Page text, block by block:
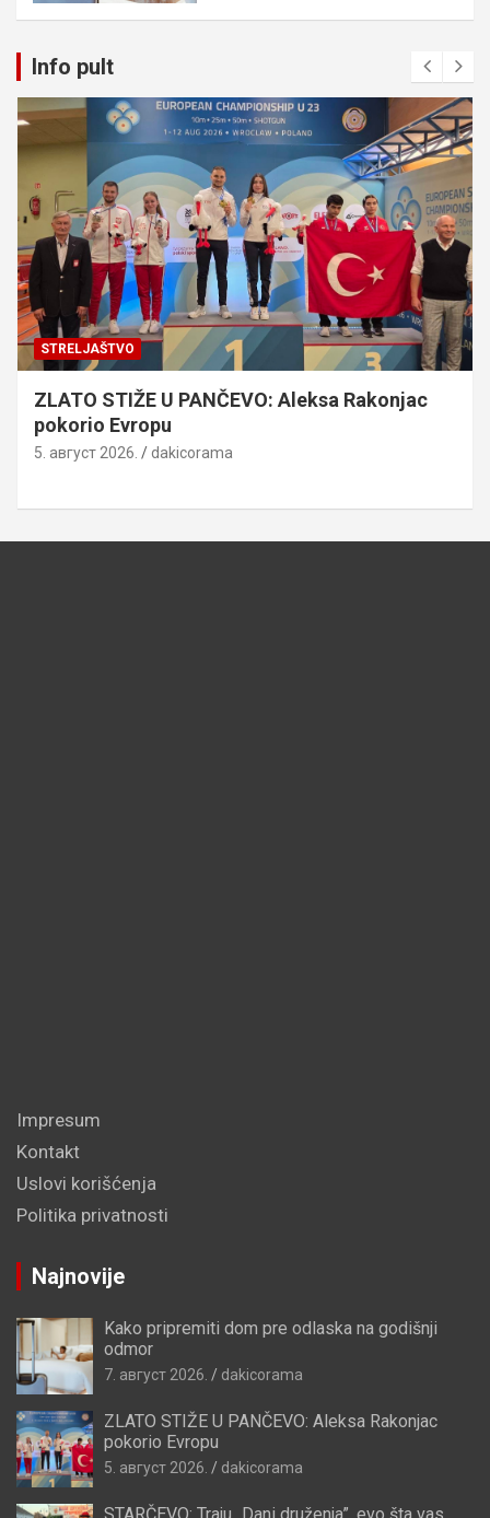
Info pult
STRELJAŠTVO
ZLATO STIŽE U PANČEVO: Aleksa Rakonjac
pokorio Evropu
5. август 2026. dakicorama
Impresum
Kontakt
Uslovi korišćenja
Politika privatnosti
Najnovije
Kako pripremiti dom pre odlaska na godišnji
odmor
7. август 2026. dakicorama
ZLATO STIŽE U PANČEVO: Aleksa Rakonjac
pokorio Evropu
5. август 2026. dakicorama